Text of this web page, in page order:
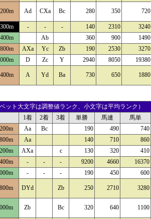
Ad CXa Bc 280 350 720
- - - 140 2310 3240
Ab 360 900 1490
AXa Yc Zb 190 2530 3270
D Zc Y 2940 8050 19380
A Yd Ba 730 650 1880
ット大文字は調整値ランク、小文字は平均ランク）
1着 2着 3着 単勝 馬連 馬単
Aa Bc 190 490 740
Aa 140 710 860
AXa c 130 320 410
- - - 9200 4660 16370
- - - 190 450 600
DYd Zb 250 2710 3280
Zb Bc 320 640 1100